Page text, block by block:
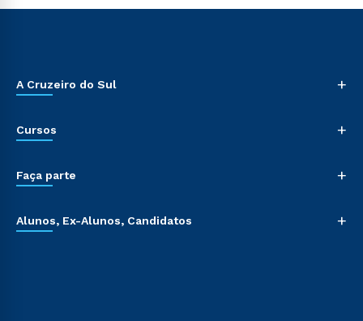
A Cruzeiro do Sul +
Cursos +
Faça parte +
Alunos, Ex-Alunos, Candidatos +